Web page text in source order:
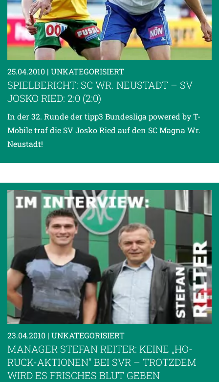
25.04.2010 | UNKATEGORISIERT
SPIELBERICHT: SC WR. NEUSTADT – SV
JOSKO RIED: 2:0 (2:0)
In der 32. Runde der tipp3 Bundesliga powered by T-
Mobile traf die SV Josko Ried auf den SC Magna Wr.
Neustadt!
23.04.2010 | UNKATEGORISIERT
MANAGER STEFAN REITER: KEINE „HO-
RUCK-AKTIONEN“ BEI SVR – TROTZDEM
WIRD ES FRISCHES BLUT GEBEN